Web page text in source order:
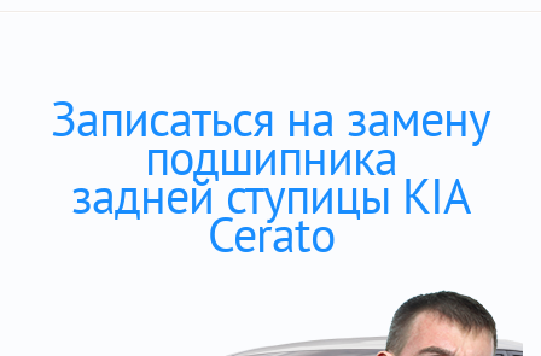
Записаться на замену
подшипника
задней ступицы KIA
Cerato